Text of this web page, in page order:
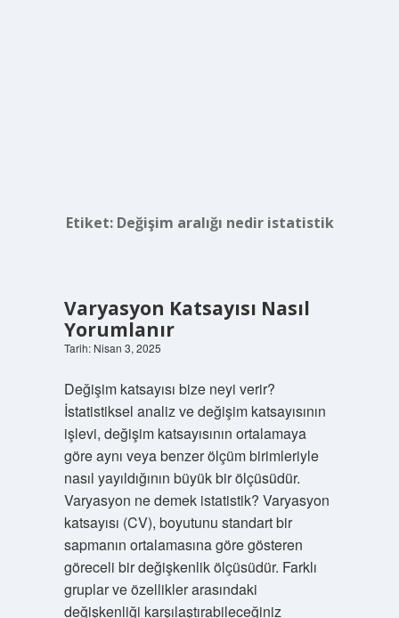
Etiket: Değişim aralığı nedir istatistik
Varyasyon Katsayısı Nasıl
Yorumlanır
Tarih: Nisan 3, 2025
Değişim katsayısı bize neyi verir?
İstatistiksel analiz ve değişim katsayısının
işlevi, değişim katsayısının ortalamaya
göre aynı veya benzer ölçüm birimleriyle
nasıl yayıldığının büyük bir ölçüsüdür.
Varyasyon ne demek istatistik? Varyasyon
katsayısı (CV), boyutunu standart bir
sapmanın ortalamasına göre gösteren
göreceli bir değişkenlik ölçüsüdür. Farklı
gruplar ve özellikler arasındaki
değişkenliği karşılaştırabileceğiniz